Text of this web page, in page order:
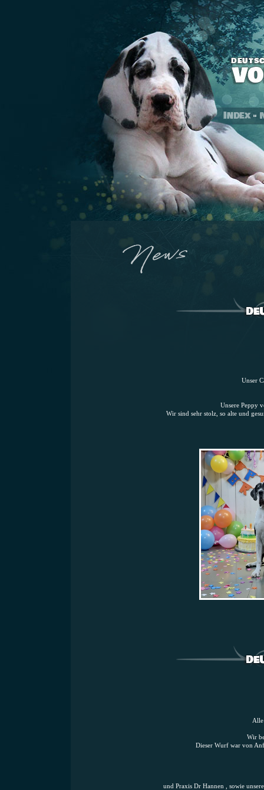
Unser
Unsere Peppy
Wir sind sehr stolz, so alte und
Wir
Dieser Wurf war von
und Praxis Dr Hannen , sowie